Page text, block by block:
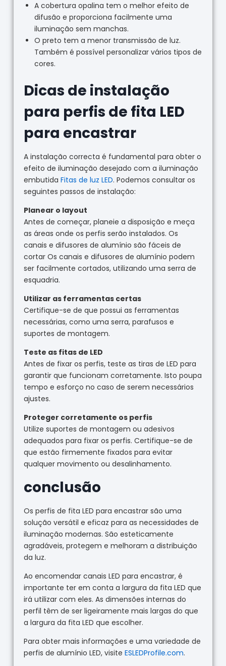
A cobertura opalina tem o melhor efeito de
difusão e proporciona facilmente uma
iluminação sem manchas.
O preto tem a menor transmissão de luz.
Também é possível personalizar vários tipos de
cores.
Dicas de instalação
para perfis de fita LED
para encastrar
A instalação correcta é fundamental para obter o
efeito de iluminação desejado com a iluminação
embutida Fitas de luz LED. Podemos consultar os
seguintes passos de instalação:
Planear o layout
Antes de começar, planeie a disposição e meça
as áreas onde os perfis serão instalados. Os
canais e difusores de alumínio são fáceis de
cortar Os canais e difusores de alumínio podem
ser facilmente cortados, utilizando uma serra de
esquadria.
Utilizar as ferramentas certas
Certifique-se de que possui as ferramentas
necessárias, como uma serra, parafusos e
suportes de montagem.
Teste as fitas de LED
Antes de fixar os perfis, teste as tiras de LED para
garantir que funcionam corretamente. Isto poupa
tempo e esforço no caso de serem necessários
ajustes.
Proteger corretamente os perfis
Utilize suportes de montagem ou adesivos
adequados para fixar os perfis. Certifique-se de
que estão firmemente fixados para evitar
qualquer movimento ou desalinhamento.
conclusão
Os perfis de fita LED para encastrar são uma
solução versátil e eficaz para as necessidades de
iluminação modernas. São esteticamente
agradáveis, protegem e melhoram a distribuição
da luz.
Ao encomendar canais LED para encastrar, é
importante ter em conta a largura da fita LED que
irá utilizar com eles. As dimensões internas do
perfil têm de ser ligeiramente mais largas do que
a largura da fita LED que escolher.
Para obter mais informações e uma variedade de
perfis de alumínio LED, visite ESLEDProfile.com.